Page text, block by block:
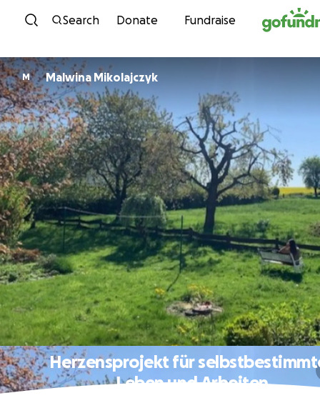
Skip to content
Search Donate Fundraise
M Malwina Mikolajczyk
Herzensprojekt für
Leben und Arbeiten